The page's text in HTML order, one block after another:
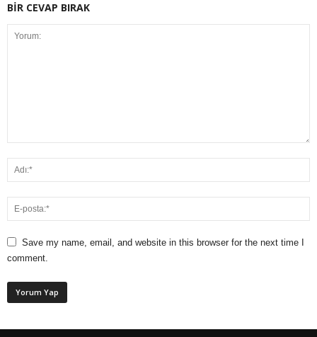
BİR CEVAP BIRAK
Save my name, email, and website in this browser for the next time I
comment.